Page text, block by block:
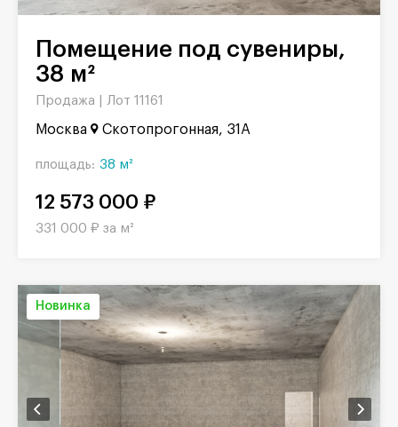
Помещение под сувениры,
38 м²
Продажа | Лот 11161
Москва Скотопрогонная, 31А
площадь: 38 м²
12 573 000 ₽
331 000 ₽ за м²
Новинка